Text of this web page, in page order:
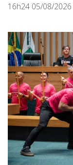
16h24 05/08/2026